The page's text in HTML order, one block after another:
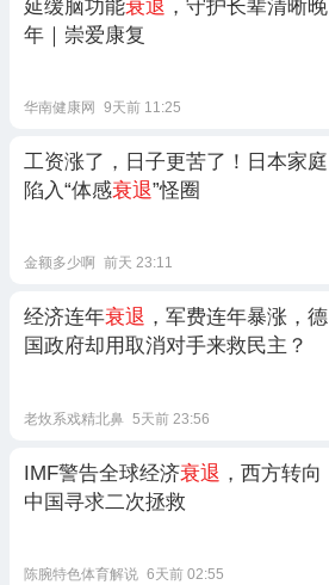
延缓脑功能衰退 ，守护长辈清晰晚
年｜崇爱康复
华南健康网 9天前 11:25
工资涨了，日子更苦了！日本家庭
陷入“体感衰退”怪圈
金额多少啊 前天 23:11
经济连年衰退 ，军费连年暴涨，德
国政府却用取消对手来救民主？
老炇系戏精北鼻 5天前 23:56
IMF警告全球经济衰退 ，西方转向
中国寻求二次拯救
陈腕特色体育解说 6天前 02:55